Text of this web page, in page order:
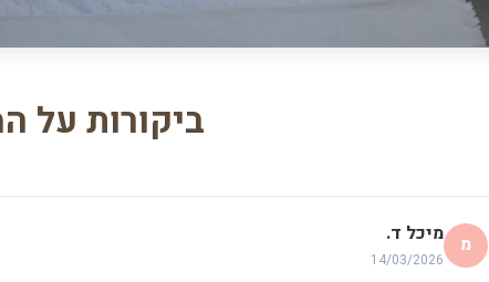
ביקורות על
מ מיכל ד.
14/03/2026